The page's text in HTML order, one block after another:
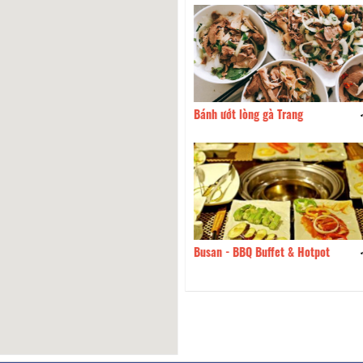
Cay Chilihouse 2 - Cháo Ếch
Quán Cơm Nhà Đà Lạt